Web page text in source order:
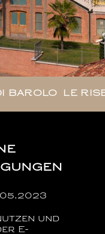
BAROLO LE
und
E-